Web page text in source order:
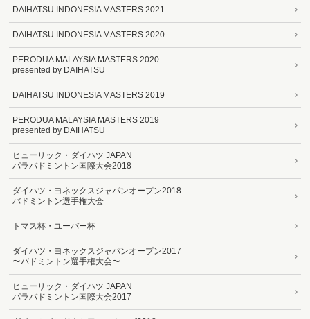
DAIHATSU INDONESIA MASTERS 2021
DAIHATSU INDONESIA MASTERS 2020
PERODUA MALAYSIA MASTERS 2020
presented by DAIHATSU
DAIHATSU INDONESIA MASTERS 2019
PERODUA MALAYSIA MASTERS 2019
presented by DAIHATSU
ヒューリック・ダイハツ JAPAN
パラバドミントン国際大会2018
ダイハツ・ヨネックスジャパンオープン2018
バドミントン選手権大会
トマス杯・ユーバー杯
ダイハツ・ヨネックスジャパンオープン2017
〜バドミントン選手権大会〜
ヒューリック・ダイハツ JAPAN
パラバドミントン国際大会2017